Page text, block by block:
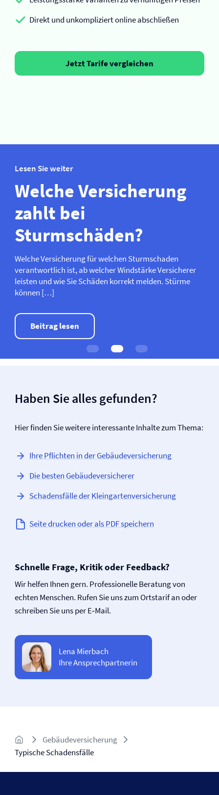
Direkt und unkompliziert online abschließen
Jetzt Tarife vergleichen
Lesen Sie weiter
Welche Versicherung
zahlt bei
Sturmschäden?
Welche Versicherung für welchen Sturmschaden
verantwortlich ist, ab welcher Windstärke Versicherer
leisten und wie Sie Schäden korrekt melden. Stürme
können […]
Beitrag lesen
Haben Sie alles gefunden?
Hier finden Sie weitere interessante Inhalte zum Thema:
Ihre Pflichten in der Gebäude­versicherung
Die besten Gebäude­versicherer
Schadensfälle der Kleingarten­versicherung
Seite drucken oder als PDF speichern
Schnelle Frage, Kritik oder Feedback?
Wir helfen Ihnen gern. Professionelle Beratung von
echten Menschen. Rufen Sie uns zum Ortstarif an oder
schreiben Sie uns per E‑Mail.
Lena Mierbach
Ihre Ansprechpartnerin
Gebäude­versicherung
Typische Schadensfälle